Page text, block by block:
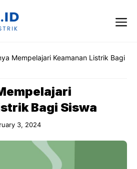
Mempelajari Keamanan Listrik Bagi
Bagi Siswa
3, 2024